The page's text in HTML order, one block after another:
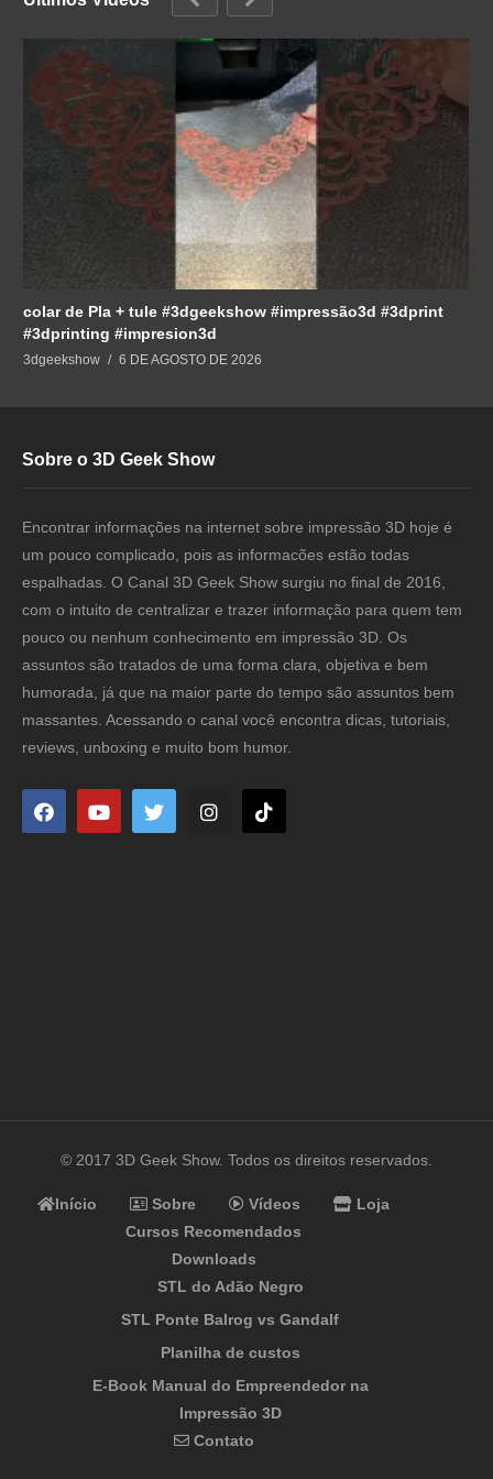
colar de Pla + tule #3dgeekshow #impressão3d #3dprint
#3dprinting #impresion3d
3dgeekshow 6 DE AGOSTO DE 2026
Sobre o 3D Geek Show
Encontrar informações na internet sobre impressão 3D hoje é
um pouco complicado, pois as informacões estão todas
espalhadas. O Canal 3D Geek Show surgiu no final de 2016,
com o intuito de centralizar e trazer informação para quem tem
pouco ou nenhum conhecimento em impressão 3D. Os
assuntos são tratados de uma forma clara, objetiva e bem
humorada, já que na maior parte do tempo são assuntos bem
massantes. Acessando o canal você encontra dicas, tutoriais,
reviews, unboxing e muito bom humor.
© 2017 3D Geek Show. Todos os direitos reservados.
Início Sobre Vídeos
Loja
Cursos Recomendados
Downloads
STL do Adão Negro
STL Ponte Balrog vs Gandalf
Planilha de custos
E-Book Manual do Empreendedor na
Impressão 3D
Contato